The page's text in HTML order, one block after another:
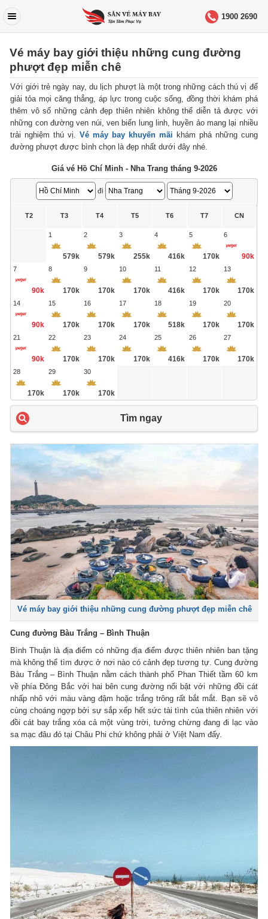
1900 2690
Vé máy bay giới thiệu những cung đường
phượt đẹp miễn chê
Với giới trẻ ngày nay, du lịch phượt là một trong những cách thú vị để
giải tỏa mọi căng thẳng, áp lực trong cuộc sống, đồng thời khám phá
thêm vô số những cảnh đẹp thiên nhiên không thể diễn tả được với
những con đường ven núi, ven biển lung linh, huyền ảo mang lại nhiều
trải nghiệm thú vị.Vé máy bay khuyến mãi khám phá những cung
đường phượt được bình chọn là đẹp nhất dưới đây nhé.
Giá vé Hồ Chí Minh - Nha Trang tháng 9-2026
đi
T2 T3 T4 T5 T6 T7 CN
1
579k
2
579k
3
255k
4
416k
5
170k
6
90k
7
90k
8
170k
9
170k
10
170k
11
416k
12
170k
13
170k
14
90k
15
170k
16
170k
17
170k
18
518k
19
170k
20
170k
21
90k
22
170k
23
170k
24
170k
25
416k
26
170k
27
170k
28
170k
29
170k
30
170k
Tìm ngay
Vé máy bay giới thiệu những cung đường phượt đẹp miễn chê
Cung đường Bàu Trắng – Bình Thuận
Bình Thuận là địa điểm có những địa điểm được thiên nhiên ban tặng
mà không thể tìm được ở nơi nào có cảnh đẹp tương tự. Cung đường
Bàu Trắng – Bình Thuận nằm cách thành phố Phan Thiết tầm 60 km
về phía Đông Bắc với hai bên cung đường nổi bật với những đồi cát
nhấp nhô với màu vàng đậm hoặc trắng trông rất bắt mắt. Bạn sẽ vô
cùng choáng ngợp bởi sự sắp xếp hết sức tài tình của thiên nhiên với
đồi cát bay trắng xóa cả một vùng trời, tưởng chừng đang đi lạc vào
sa mạc đâu đó tại Châu Phi chứ không phải ở Việt Nam đấy.